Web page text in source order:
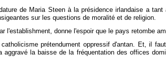
de Maria Steen à la présidence irlandaise a
sur les questions de moralité et de religion.
l'establishment, donne l'espoir que le pays retombe
prétendument oppressif d'antan. Et, il
la baisse de la fréquentation des offices